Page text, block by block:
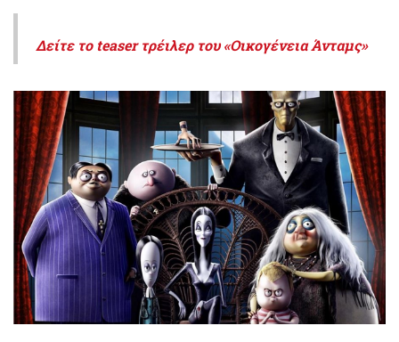
Δείτε το teaser τρέιλερ του «Οικογένεια Άνταμς»